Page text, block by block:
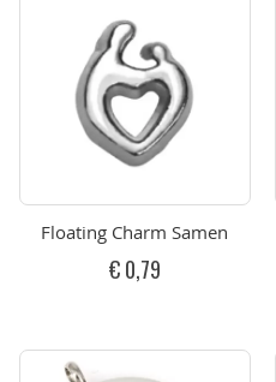
Floating Charm Samen
€ 0,79